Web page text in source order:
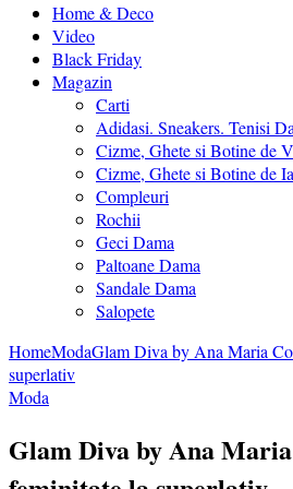
Home & Deco
Video
Black Friday
Magazin
Carti
Adidasi. Sneakers. Tenisi
Cizme, Ghete si Botine de
Cizme, Ghete si Botine de
Compleuri
Rochii
Geci Dama
Paltoane Dama
Sandale Dama
Salopete
HomeModaGlam Diva by Ana Maria
superlativ
Moda
Glam Diva by Ana